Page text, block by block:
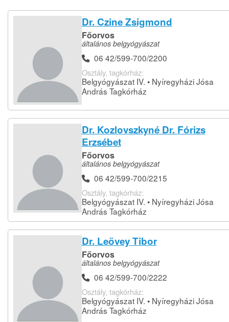
Dr. Czine Zsigmond
Főorvos
általános belgyógyászat
06 42/599-700/2200
Osztály, tagkórház:
Belgyógyászat IV. • Nyíregyházi Jósa
András Tagkórház
Dr. Kozlovszkyné Dr. Fórizs
Erzsébet
Főorvos
általános belgyógyászat
06 42/599-700/2215
Osztály, tagkórház:
Belgyógyászat IV. • Nyíregyházi Jósa
András Tagkórház
Dr. Leövey Tibor
Főorvos
általános belgyógyászat
06 42/599-700/2222
Osztály, tagkórház:
Belgyógyászat IV. • Nyíregyházi Jósa
András Tagkórház